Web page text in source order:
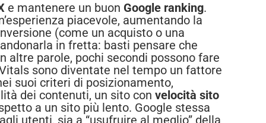
e mantenere un buon Google ranking.
piacevole, aumentando la
(come un acquisto o una
in fretta: basti pensare che
altre parole, pochi secondi possono fare
sono diventate nel tempo un fattore
suoi criteri di posizionamento,
dei contenuti, un sito con velocità sito
a un sito più lento. Google stessa